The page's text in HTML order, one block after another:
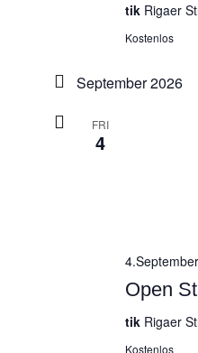
tik Rigaer
Kostenlos
September 2026
FRI
4
Open
tik Rigaer
Kostenlos